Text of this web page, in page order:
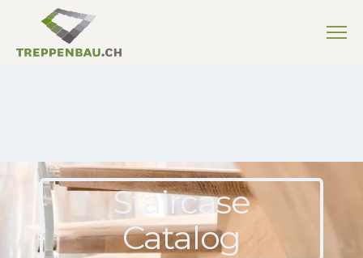
Staircase
Catalog